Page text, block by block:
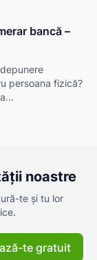
bancă –
persoana fizică?
noastre
te și tu lor
te gratuit